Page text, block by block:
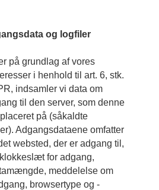
og logfiler
på grundlag af vores
i henhold til art. 6, stk.
indsamler vi data om
til den server, som denne
på (såkaldte
Adgangsdataene omfatter
websted, der er adgang til,
for adgang,
meddelelse om
browsertype og -